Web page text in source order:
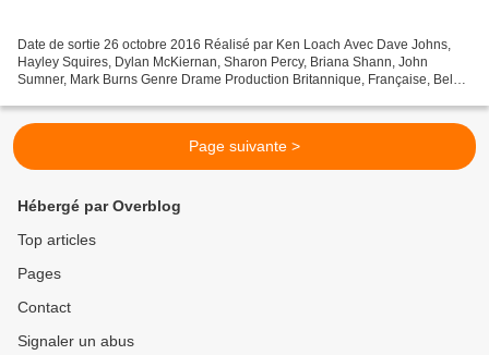
Date de sortie 26 octobre 2016 Réalisé par Ken Loach Avec Dave Johns,
Hayley Squires, Dylan McKiernan, Sharon Percy, Briana Shann, John
Sumner, Mark Burns Genre Drame Production Britannique, Française, Belge
Page suivante >
Hébergé par Overblog
Top articles
Pages
Contact
Signaler un abus